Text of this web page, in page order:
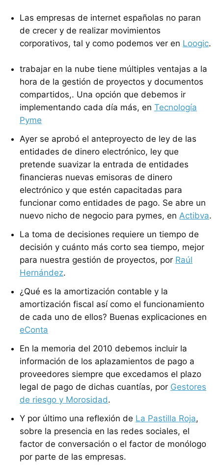
Las empresas de internet españolas no paran
de crecer y de realizar movimientos
corporativos, tal y como podemos ver en Loogic.
trabajar en la nube tiene múltiples ventajas a la
hora de la gestión de proyectos y documentos
compartidos,. Una opción que debemos ir
implementando cada día más, en Tecnología
Pyme
Ayer se aprobó el anteproyecto de ley de las
entidades de dinero electrónico, ley que
pretende suavizar la entrada de entidades
financieras nuevas emisoras de dinero
electrónico y que estén capacitadas para
funcionar como entidades de pago. Se abre un
nuevo nicho de negocio para pymes, en Actibva.
La toma de decisiones requiere un tiempo de
decisión y cuánto más corto sea tiempo, mejor
para nuestra gestión de proyectos, por Raúl
Hernández.
¿Qué es la amortización contable y la
amortización fiscal así como el funcionamiento
de cada uno de ellos? Buenas explicaciones en
eConta
En la memoria del 2010 debemos incluir la
información de los aplazamientos de pago a
proveedores siempre que excedamos el plazo
legal de pago de dichas cuantías, por Gestores
de riesgo y Morosidad.
Y por último una reflexión de La Pastilla Roja,
sobre la presencia en las redes sociales, el
factor de conversación o el factor de monólogo
por parte de las empresas.